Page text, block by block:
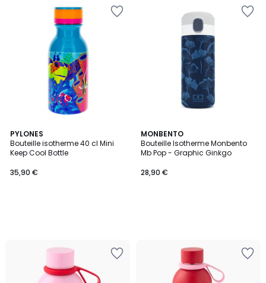
PYLONES
Bouteille isotherme 40 cl Mini
Keep Cool Bottle
35,90 €
MONBENTO
Bouteille Isotherme Monbento
Mb Pop - Graphic Ginkgo
28,90 €